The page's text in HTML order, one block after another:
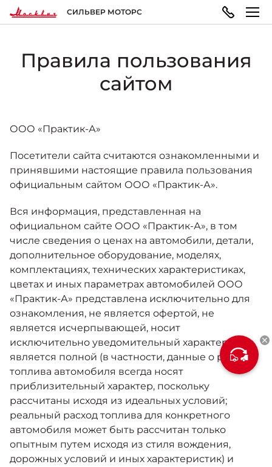
СИЛЬВЕР МОТОРС
МОДЕЛЬНЫЙ РЯД
Москвич 3e
от 3 500 000 ₽*
Москвич 6
Яркий динамичный седан
от 2 237 000 ₽*
Москвич 3 с ручным
управлением (РУ)
Кроссовер, создающий равные
возможности
от 2 069 000 ₽*
Москвич 8
Практичный семиместный
ПОКУПАТЕЛЯМ
Автомобили в наличии
Записаться на тест-драйв
ПОКУПКА АВТОМОБИЛЯ
Кредитные программы
Спецпредложения
Калькулятор трейд-ин
Страховые программы
ВЛАДЕЛЬЦАМ
ГАРАНТИЯ И ПОДДЕРЖКА
Гарантия
Помощь на дорогах
Моторное масло
СЕРВИСНЫЕ АКЦИИ
АКСЕССУАРЫ
О КОМПАНИИ
Политика обработки персональных данных
Правила пользования сайтом
НОВОСТИ
КОНТАКТЫ
Правила пользования
сайтом
ООО «Практик-А»
Посетители сайта считаются ознакомленными и
принявшими настоящие правила пользования
официальным сайтом ООО «Практик-А».
Вся информация, представленная на
официальном сайте ООО «Практик-А», в том
числе сведения о ценах на автомобили, детали,
дополнительное оборудование, моделях,
комплектациях, технических характеристиках,
цветах и иных параметрах автомобилей ООО
«Практик-А» представлена исключительно для
ознакомления, не является офертой, не
является исчерпывающей, носит
исключительно уведомительный характер, не
является полной (в частности, данные о расходе
топлива автомобиля всегда носят
приблизительный характер, поскольку
рассчитаны исходя из идеальных условий;
реальный расход топлива для конкретного
автомобиля может быть рассчитан только
опытным путем исходя из стиля вождения,
дорожных условий и иных характеристик) и